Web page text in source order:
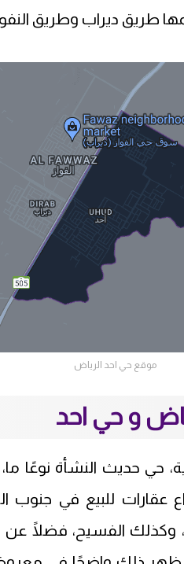
طريق ديراب وطريق
موقع حي احد الرياض
و حي احد
حي حديث النشأة نوعًا
عقارات للبيع في جنوب
وكذلك الفسيح، فضلًا عن